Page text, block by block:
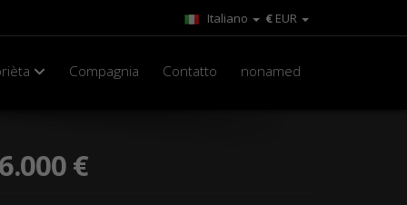
€ EUR
Italiano
Compagnia Contatto nonamed
€